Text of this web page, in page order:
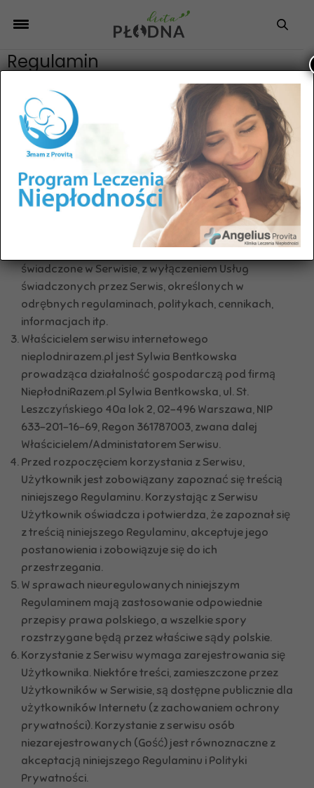
Regulamin
I. POSTAWNOWIENIA OGÓLNE
Poniższy regulamin określa zasady funkcjonowania i
korzystania przez Użytkowników ze strony
internetowej nieplodnirazem.pl oraz z usług
dostępnych za jej pośrednictwem. Każdy
Użytkownik zobowiązany jest do przestrzegania
postanowień niniejszego Regulaminu z momentem
podjęcia czynności zmierzających do korzystania z
Niniejszemu regulaminowi podlegają wszystkie Usługi
świadczone w Serwisie, z wyłączeniem Usług
świadczonych przez Serwis, określonych w
odrębnych regulaminach, politykach, cennikach,
informacjach itp.
Właścicielem serwisu internetowego
nieplodnirazem.pl jest Sylwia Bentkowska
prowadząca działalność gospodarczą pod firmą
NiepłodniRazem.pl Sylwia Bentkowska, ul. St.
Leszczyńskiego 40a lok 2, 02-496 Warszawa, NIP
633-201-16-69, Regon 361787003, zwana dalej
Właścicielem/Administatorem Serwisu.
Przed rozpoczęciem korzystania z Serwisu,
Użytkownik jest zobowiązany zapoznać się treścią
niniejszego Regulaminu. Korzystając z Serwisu
Użytkownik oświadcza i potwierdza, że zapoznał się
z treścią niniejszego Regulaminu, akceptuje jego
postanowienia i zobowiązuje się do ich
przestrzegania.
W sprawach nieuregulowanych niniejszym
Regulaminem mają zastosowanie odpowiednie
przepisy prawa polskiego, a wszelkie spory
rozstrzygane będą przez właściwe sądy polskie.
Korzystanie z Serwisu wymaga zarejestrowania się
Użytkownika. Niektóre treści, zamieszczone przez
Użytkowników w Serwisie, są dostępne publicznie dla
użytkowników Internetu (z zachowaniem ochrony
prywatności). Korzystanie z serwisu osób
niezarejestrowanych (Gość) jest równoznaczne z
akceptacją niniejszego Regulaminu i Polityki
Prywatności.